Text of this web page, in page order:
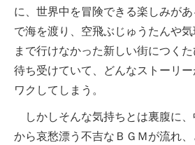
に、世界中を冒険できる楽しみが
で海を渡り、空飛ぶじゅうたんや
まで行けなかった新しい街につく
待ち受けていて、どんなストーリ
ワクしてしまう。
しかしそんな気持ちとは裏腹に
から哀愁漂う不吉なＢＧＭが流れ